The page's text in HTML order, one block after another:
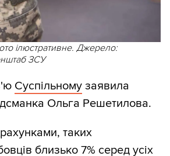
ілюстративне. Джерело:
ЗСУ
Суспільному заявила
Ольга Решетилова.
таких
близько 7% серед усіх